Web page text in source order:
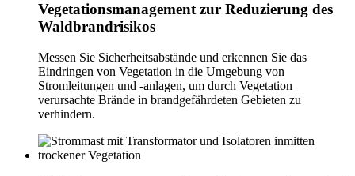
Vegetationsmanagement zur Reduzierung des
Waldbrandrisikos
Messen Sie Sicherheitsabstände und erkennen Sie das
Eindringen von Vegetation in die Umgebung von
Stromleitungen und -anlagen, um durch Vegetation
verursachte Brände in brandgefährdeten Gebieten zu
verhindern.